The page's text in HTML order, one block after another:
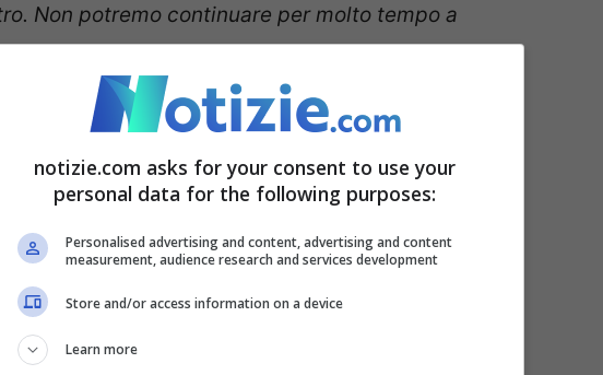
Non potremo continuare per molto tempo a
l’unico fatto positivo”,
mi preoccuperei”
5 Stelle Giuseppe Conte: “
Se fossi un
non preoccupato”,ha dichiarato durante la
annunciare Nova, l’assemblea costituente
premier, si troverebbe “
notizie.com asks for your consent to use your
personal data for the following purposes:
Personalised advertising and content, advertising and content
measurement, audience research and services development
Store and/or access information on a device
Learn more